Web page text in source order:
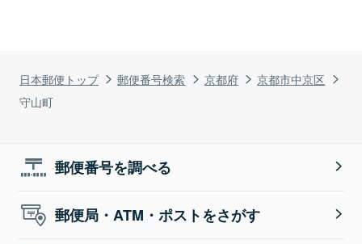
日本郵便トップ 郵便番号検索 京都府
京都市中京区
守山町
郵便番号を調べる
郵便局・ATM・ポストをさがす